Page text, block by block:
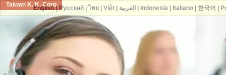
Taiwan K. K. Corp.
English| Русский| ไทย| Việt| العربية Indonesia| Italiano| 한국어